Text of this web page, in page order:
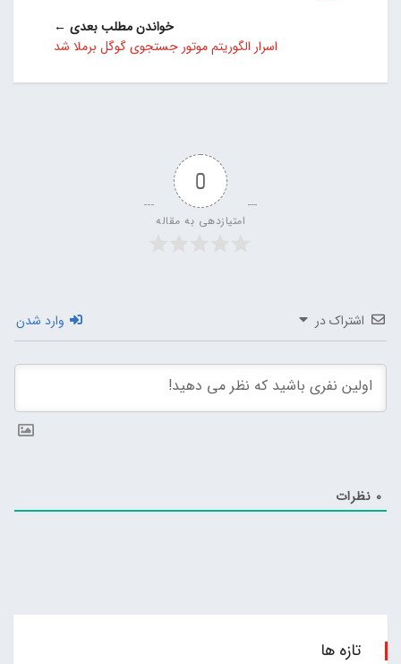
خواندن مطلب بعدی ←
اسرار الگوریتم موتور جستجوی گوگل برملا شد
0
امتیازدهی به مقاله
اشتراک در وارد شدن
0 نظرات
تازه ها